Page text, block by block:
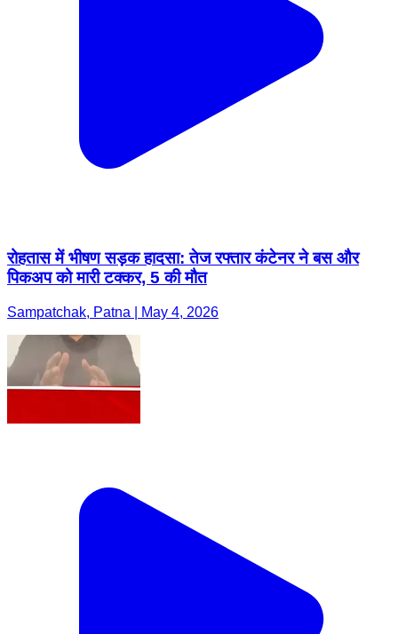
रोहतास में भीषण सड़क हादसा: तेज रफ्तार कंटेनर ने बस और
पिकअप को मारी टक्कर, 5 की मौत
Sampatchak, Patna | May 4, 2026